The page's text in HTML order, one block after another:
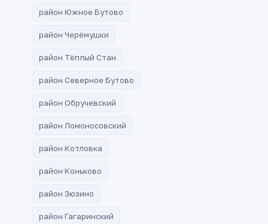
район Южное Бутово
район Черёмушки
район Тёплый Стан
район Северное Бутово
район Обручевский
район Ломоносовский
район Котловка
район Коньково
район Зюзино
район Гагаринский